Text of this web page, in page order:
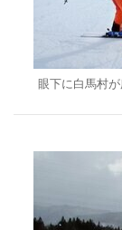
眼下に白馬村